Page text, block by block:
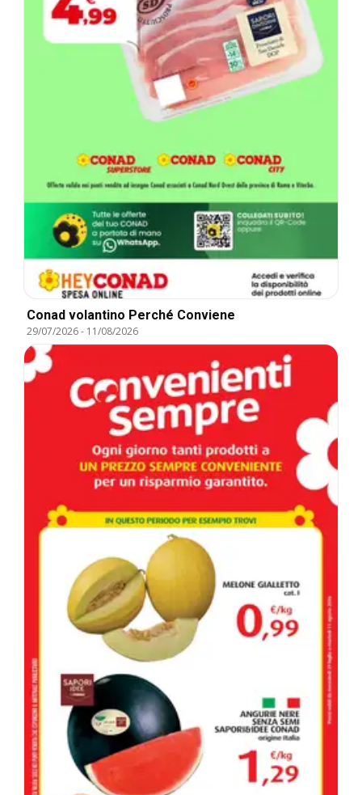
Conad volantino Perché Conviene
29/07/2026- 11/08/2026